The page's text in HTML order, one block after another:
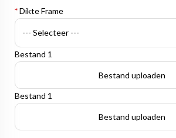
*Dikte Frame
Bestand 1
Bestand uploaden
Bestand 1
Bestand uploaden